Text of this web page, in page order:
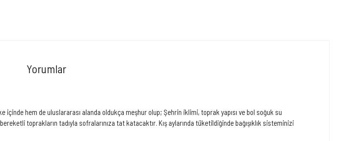
Yorumlar
hem de uluslararası alanda oldukça meşhur olup; Şehrin iklimi, toprak yapısı ve bol soğuk su
toprakların tadıyla sofralarınıza tat katacaktır. Kış aylarında tüketildiğinde bağışıklık sisteminizi